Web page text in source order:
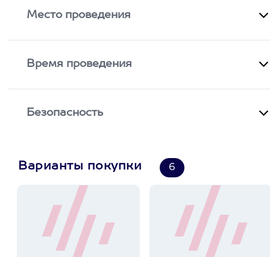
Место проведения
Время проведения
Безопасность
Варианты покупки 6